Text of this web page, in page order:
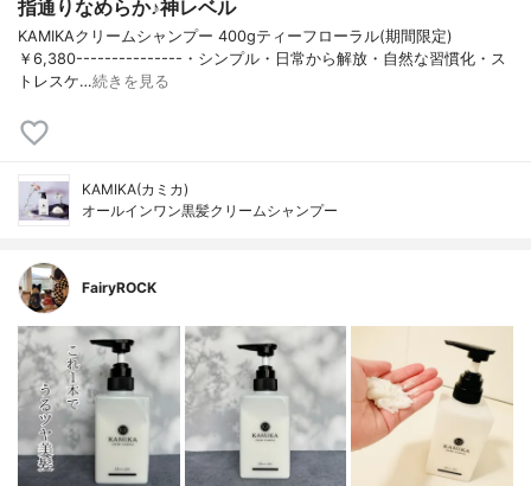
指通りなめらか♪神レベル
KAMIKAクリームシャンプー 400gティーフローラル(期間限定)
￥6,380---------------・シンプル・日常から解放・自然な習慣化・ス
トレスケ…続きを見る
KAMIKA(カミカ)
オールインワン黒髪クリームシャンプー
FairyROCK